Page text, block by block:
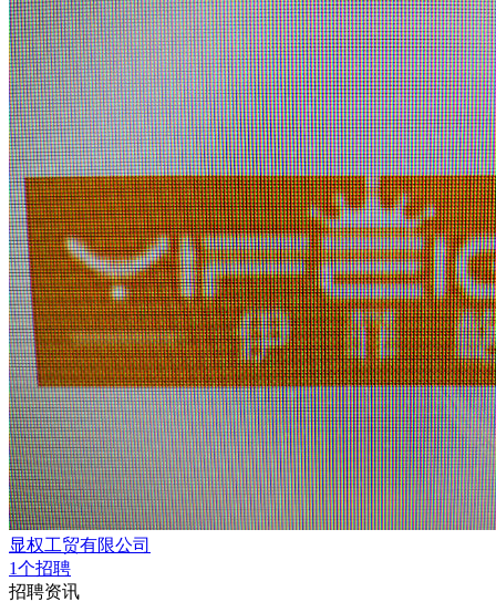
显权工贸有限公司
1个招聘
招聘资讯